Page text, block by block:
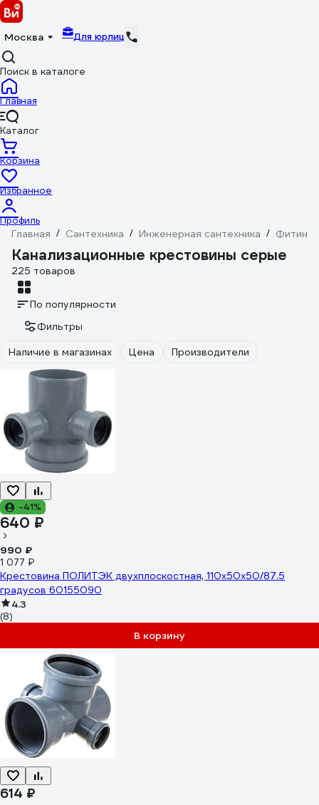
Москва Для юрлиц
Поиск в каталоге
Главная
Каталог
Корзина
Избранное
Профиль
Главная / Сантехника / Инженерная сантехника / Фитинги
Канализационные крестовины серые
225 товаров
По популярности
Фильтры
Наличие в магазинах
Цена Производители
-41%
640 ₽
990 ₽
1 077 ₽
Крестовина ПОЛИТЭК двухплоскостная, 110х50х50/87.5
градусов 60155090
4.3
(8)
В корзину
614 ₽